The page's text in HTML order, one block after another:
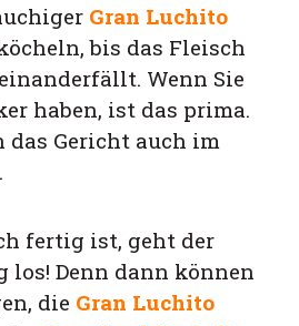
Gran Luchito
bis das Fleisch
Wenn Sie
haben, ist das prima.
das Gericht auch im
.
fertig ist, geht der
los! Denn dann können
die Gran Luchito